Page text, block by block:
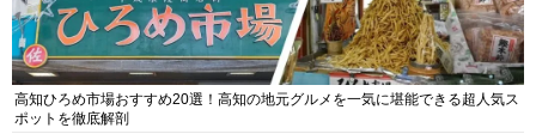
高知ひろめ市場おすすめ20選！高知の地元グルメを一気に堪能できる超人気ス
ポットを徹底解剖